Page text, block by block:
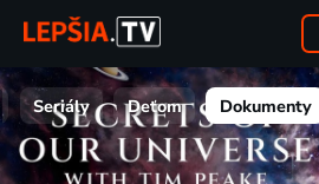
Seriály Deťom Dokumenty